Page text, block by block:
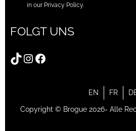
in our Privacy Policy.
FOLGT UNS
TikTok
Instagram
Facebook
EN FR
Copyright © Brogue 2026- Alle